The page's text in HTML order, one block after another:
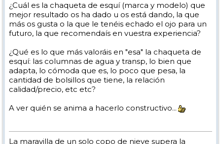
¿Cuál es la chaqueta de esquí (marca y modelo) que
mejor resultado os ha dado u os está dando, la que
más os gusta o la que le tenéis echado el ojo para un
futuro, la que recomendaís en vuestra experiencia?
¿Qué es lo que más valoráis en "esa" la chaqueta de
esquí: las columnas de agua y transp, lo bien que
adapta, lo cómoda que es, lo poco que pesa, la
cantidad de bolsillos que tiene, la relación
calidad/precio, etc etc?
A ver quién se anima a hacerlo constructivo...
La maravilla de un solo copo de nieve supera la